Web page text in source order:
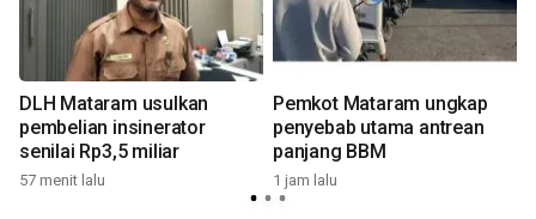
DLH Mataram usulkan
pembelian insinerator
senilai Rp3,5 miliar
57 menit lalu
Pemkot Mataram ungkap
penyebab utama antrean
panjang BBM
1 jam lalu